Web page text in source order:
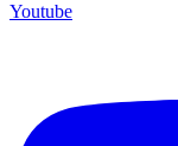
Youtube